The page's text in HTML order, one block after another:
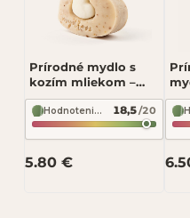
Recenzia bude
Prírodné mydlo s
kozím mliekom –
škorica, jemné
čistenie pokožky 100
g – Mydlove
Hodnotenie zloženia podľa INCI Beauty 18,5/20
5.80 €